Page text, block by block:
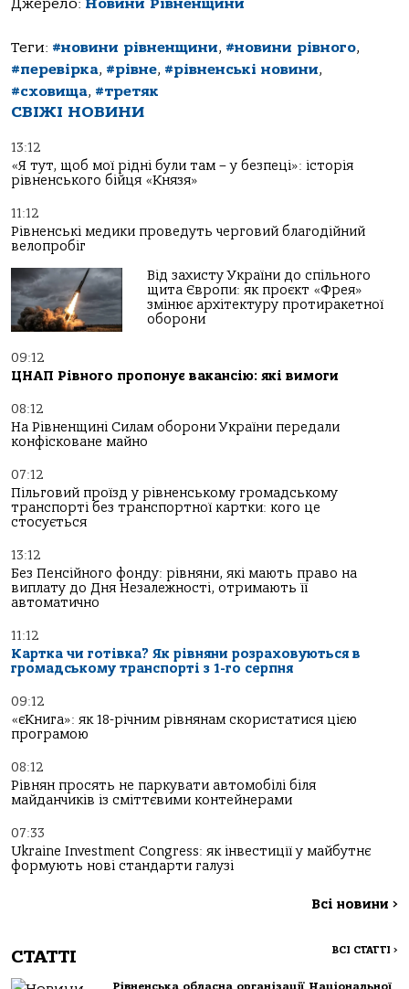
Джерело: Новини Рівненщини
Теги: #новини рівненщини, #новини рівного,
#перевірка, #рівне, #рівненські новини,
#сховища, #третяк
СВІЖІ НОВИНИ
13:12
«Я тут, щоб мої рідні були там – у безпеці»: історія
рівненського бійця «Князя»
11:12
Рівненські медики проведуть черговий благодійний
велопробіг
Від захисту України до спільного
щита Європи: як проєкт «Фрея»
змінює архітектуру протиракетної
оборони
09:12
ЦНАП Рівного пропонує вакансію: які вимоги
08:12
На Рівненщині Силам оборони України передали
конфісковане майно
07:12
Пільговий проїзд у рівненському громадському
транспорті без транспортної картки: кого це
стосується
13:12
Без Пенсійного фонду: рівняни, які мають право на
виплату до Дня Незалежності, отримають її
автоматично
11:12
Картка чи готівка? Як рівняни розраховуються в
громадському транспорті з 1-го серпня
09:12
«єКнига»: як 18-річним рівнянам скористатися цією
програмою
08:12
Рівнян просять не паркувати автомобілі біля
майданчиків із сміттєвими контейнерами
07:33
Ukraine Investment Congress: як інвестиції у майбутнє
формують нові стандарти галузі
Всі новини >
СТАТТІ ВСІ СТАТТІ >